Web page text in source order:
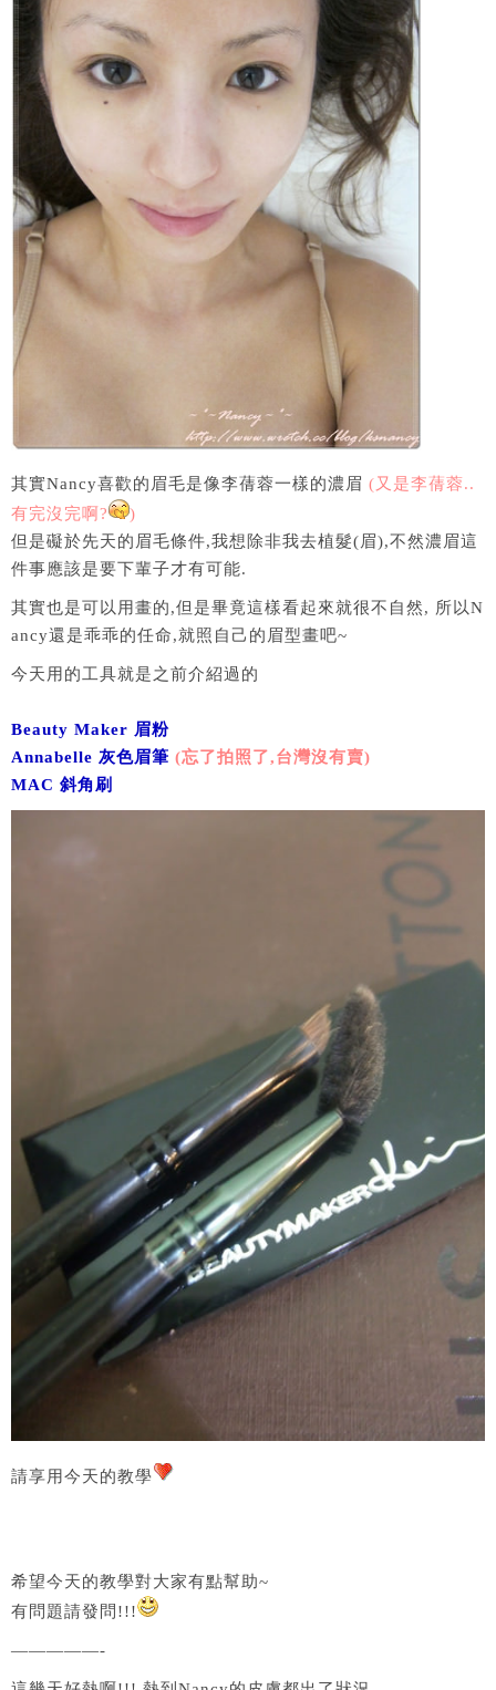
其實Nancy喜歡的眉毛是像李蒨蓉一樣的濃眉 (又是李蒨蓉..
有完沒完啊?
)
但是礙於先天的眉毛條件,我想除非我去植髮(眉),不然濃眉這
件事應該是要下輩子才有可能.
其實也是可以用畫的,但是畢竟這樣看起來就很不自然, 所以N
ancy還是乖乖的任命,就照自己的眉型畫吧~
今天用的工具就是之前介紹過的
Beauty Maker 眉粉
Annabelle 灰色眉筆 (忘了拍照了,台灣沒有賣)
MAC 斜角刷
請享用今天的教學
希望今天的教學對大家有點幫助~
有問題請發問!!!
—————-